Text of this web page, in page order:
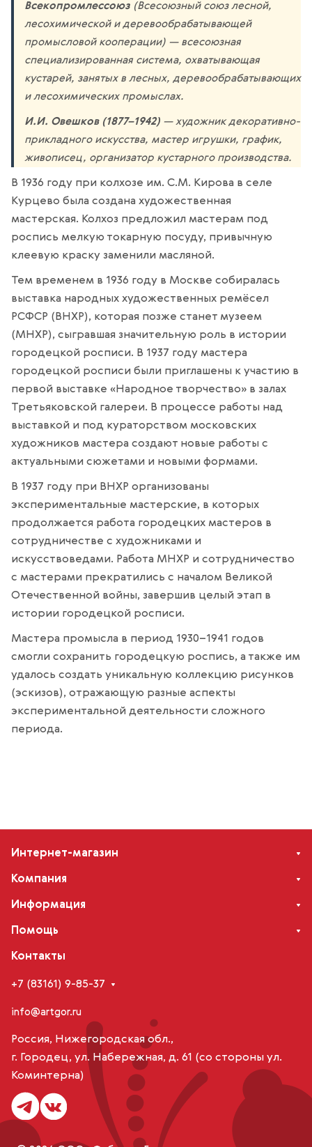
Всекопромлессоюз (Всесоюзный союз лесной,
лесохимической и деревообрабатывающей
промысловой кооперации) — всесоюзная
специализированная система, охватывающая
кустарей, занятых в лесных, деревообрабатывающих
и лесохимических промыслах.
И.И. Овешков (1877–1942) — художник декоративно-
прикладного искусства, мастер игрушки, график,
живописец, организатор кустарного производства.
В 1936 году при колхозе им. С.М. Кирова в селе
Курцево была создана художественная
мастерская. Колхоз предложил мастерам под
роспись мелкую токарную посуду, привычную
клеевую краску заменили масляной.
Тем временем в 1936 году в Москве собиралась
выставка народных художественных ремёсел
РСФСР (ВНХР), которая позже станет музеем
(МНХР), сыгравшая значительную роль в истории
городецкой росписи. В 1937 году мастера
городецкой росписи были приглашены к участию в
первой выставке «Народное творчество» в залах
Третьяковской галереи. В процессе работы над
выставкой и под кураторством московских
художников мастера создают новые работы с
актуальными сюжетами и новыми формами.
В 1937 году при ВНХР организованы
экспериментальные мастерские, в которых
продолжается работа городецких мастеров в
сотрудничестве с художниками и
искусствоведами. Работа МНХР и сотрудничество
с мастерами прекратились с началом Великой
Отечественной войны, завершив целый этап в
истории городецкой росписи.
Мастера промысла в период 1930–1941 годов
смогли сохранить городецкую роспись, а также им
удалось создать уникальную коллекцию рисунков
(эскизов), отражающую разные аспекты
экспериментальной деятельности сложного
периода.
Интернет-магазин
Компания
Информация
Помощь
Контакты
+7 (83161) 9-85-37
info@artgor.ru
Россия, Нижегородская обл.,
г. Городец, ул. Набережная, д. 61 (со стороны ул.
Коминтерна)